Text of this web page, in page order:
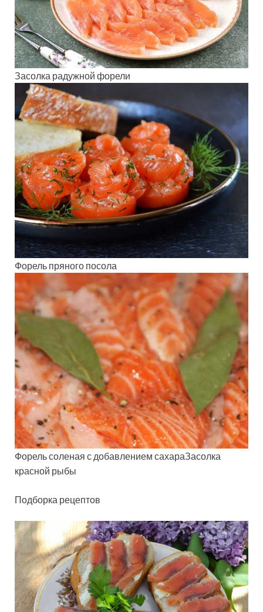
Засолка радужной форели
Форель пряного посола
Форель соленая с добавлением сахараЗасолка
красной рыбы
Подборка рецептов